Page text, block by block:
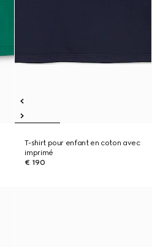
T-shirt pour enfant en coton avec
imprimé
€ 190